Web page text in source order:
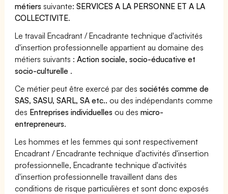
métiers suivante:SERVICES A LA PERSONNE ET A LA
COLLECTIVITE.
Le travail Encadrant / Encadrante technique d'activités
d'insertion professionnelle appartient au domaine des
métiers suivants :Action sociale, socio-éducative et
socio-culturelle .
Ce métier peut être exercé par dessociétés comme de
SAS, SASU, SARL, SA etc.. ou des indépendants comme
des Entreprises individuelles ou desmicro-
entrepreneurs.
Les hommes et les femmes qui sont respectivement
Encadrant / Encadrante technique d'activités d'insertion
professionnelle, Encadrante technique d'activités
d'insertion professionnelle travaillent dans des
conditions de risque particulières et sont donc exposés